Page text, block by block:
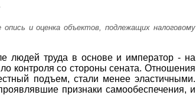
и оценка объектов, подлежащих налоговому
людей труда в основе и император - на
контроля со стороны сената. Отношения
подъем, стали менее эластичными.
признаки самообеспечения, и